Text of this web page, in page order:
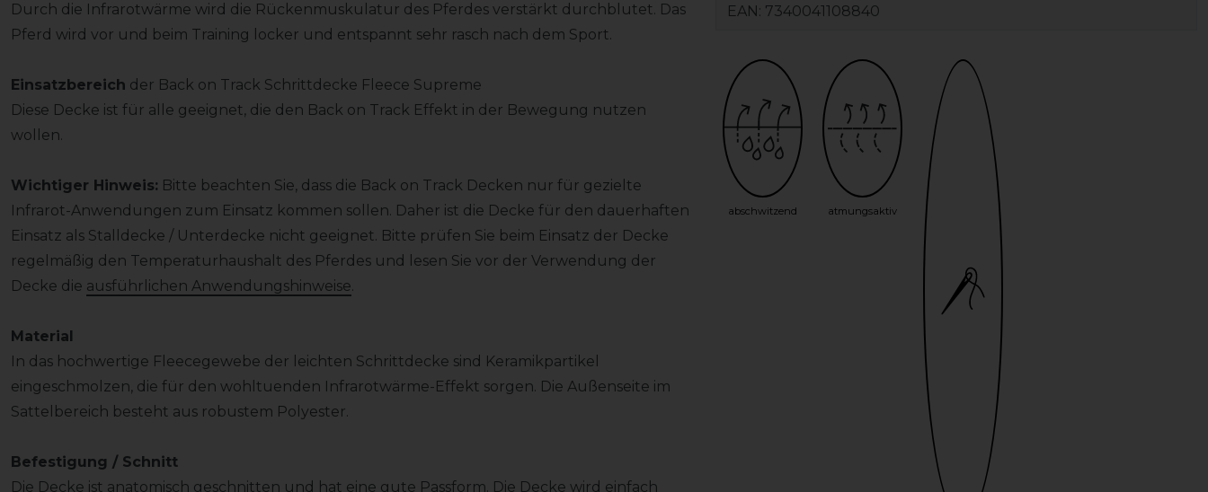
Durch die Infrarotwärme wird die Rückenmuskulatur des Pferdes verstärkt durchblutet. Das
Pferd wird vor und beim Training locker und entspannt sehr rasch nach dem Sport.
Einsatzbereich der Back on Track Schrittdecke Fleece Supreme
Diese Decke ist für alle geeignet, die den Back on Track Effekt in der Bewegung nutzen
wollen.
Wichtiger Hinweis: Bitte beachten Sie, dass die Back on Track Decken nur für gezielte
Infrarot-Anwendungen zum Einsatz kommen sollen. Daher ist die Decke für den dauerhaften
Einsatz als Stalldecke / Unterdecke nicht geeignet. Bitte prüfen Sie beim Einsatz der Decke
regelmäßig den Temperaturhaushalt des Pferdes und lesen Sie vor der Verwendung der
Decke die ausführlichen Anwendungshinweise.
Material
In das hochwertige Fleecegewebe der leichten Schrittdecke sind Keramikpartikel
eingeschmolzen, die für den wohltuenden Infrarotwärme-Effekt sorgen. Die Außenseite im
Sattelbereich besteht aus robustem Polyester.
Befestigung / Schnitt
Die Decke ist anatomisch geschnitten und hat eine gute Passform. Die Decke wird einfach
EAN: 7340041108840
abschwitzend atmungsaktiv